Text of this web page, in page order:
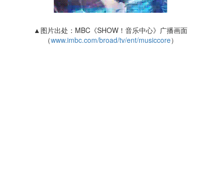
▲图片出处：MBC《SHOW！音乐中心》广播画面
（www.imbc.com/broad/tv/ent/musiccore）